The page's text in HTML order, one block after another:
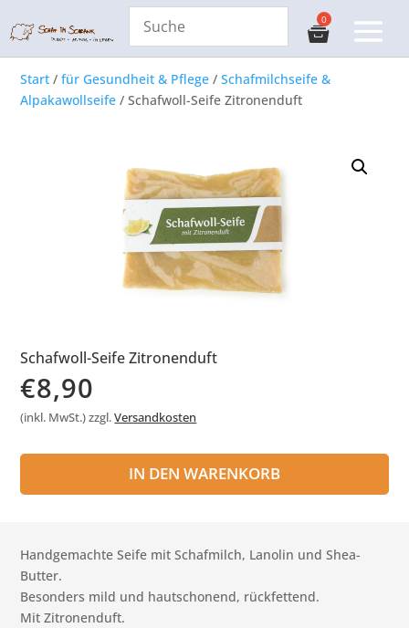
Start /für Gesundheit & Pflege /Schafmilchseife &
Alpakawollseife / Schafwoll-Seife Zitronenduft
Schafwoll-Seife Zitronenduft
€8,90
(inkl. MwSt.) zzgl.Versandkosten
Handgemachte Seife mit Schafmilch, Lanolin und Shea-
Butter.
Besonders mild und hautschonend, rückfettend.
Mit Zitronenduft.
IN DEN WARENKORB